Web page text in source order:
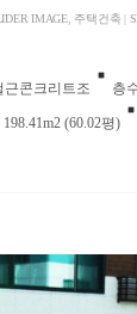
IMAGE, 주택건축
근콘크리트조 층
(60.02평)